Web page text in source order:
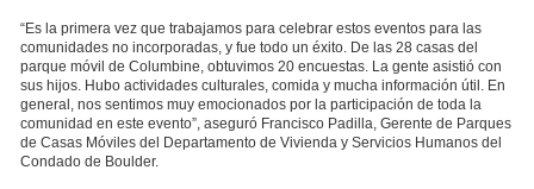
“Es la primera vez que trabajamos para celebrar estos eventos para las
comunidades no incorporadas, y fue todo un éxito. De las 28 casas del
parque móvil de Columbine, obtuvimos 20 encuestas. La gente asistió con
sus hijos. Hubo actividades culturales, comida y mucha información útil. En
general, nos sentimos muy emocionados por la participación de toda la
comunidad en este evento”, aseguró Francisco Padilla, Gerente de Parques
de Casas Móviles del Departamento de Vivienda y Servicios Humanos del
Condado de Boulder.